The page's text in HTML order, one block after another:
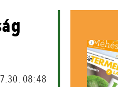
08:48